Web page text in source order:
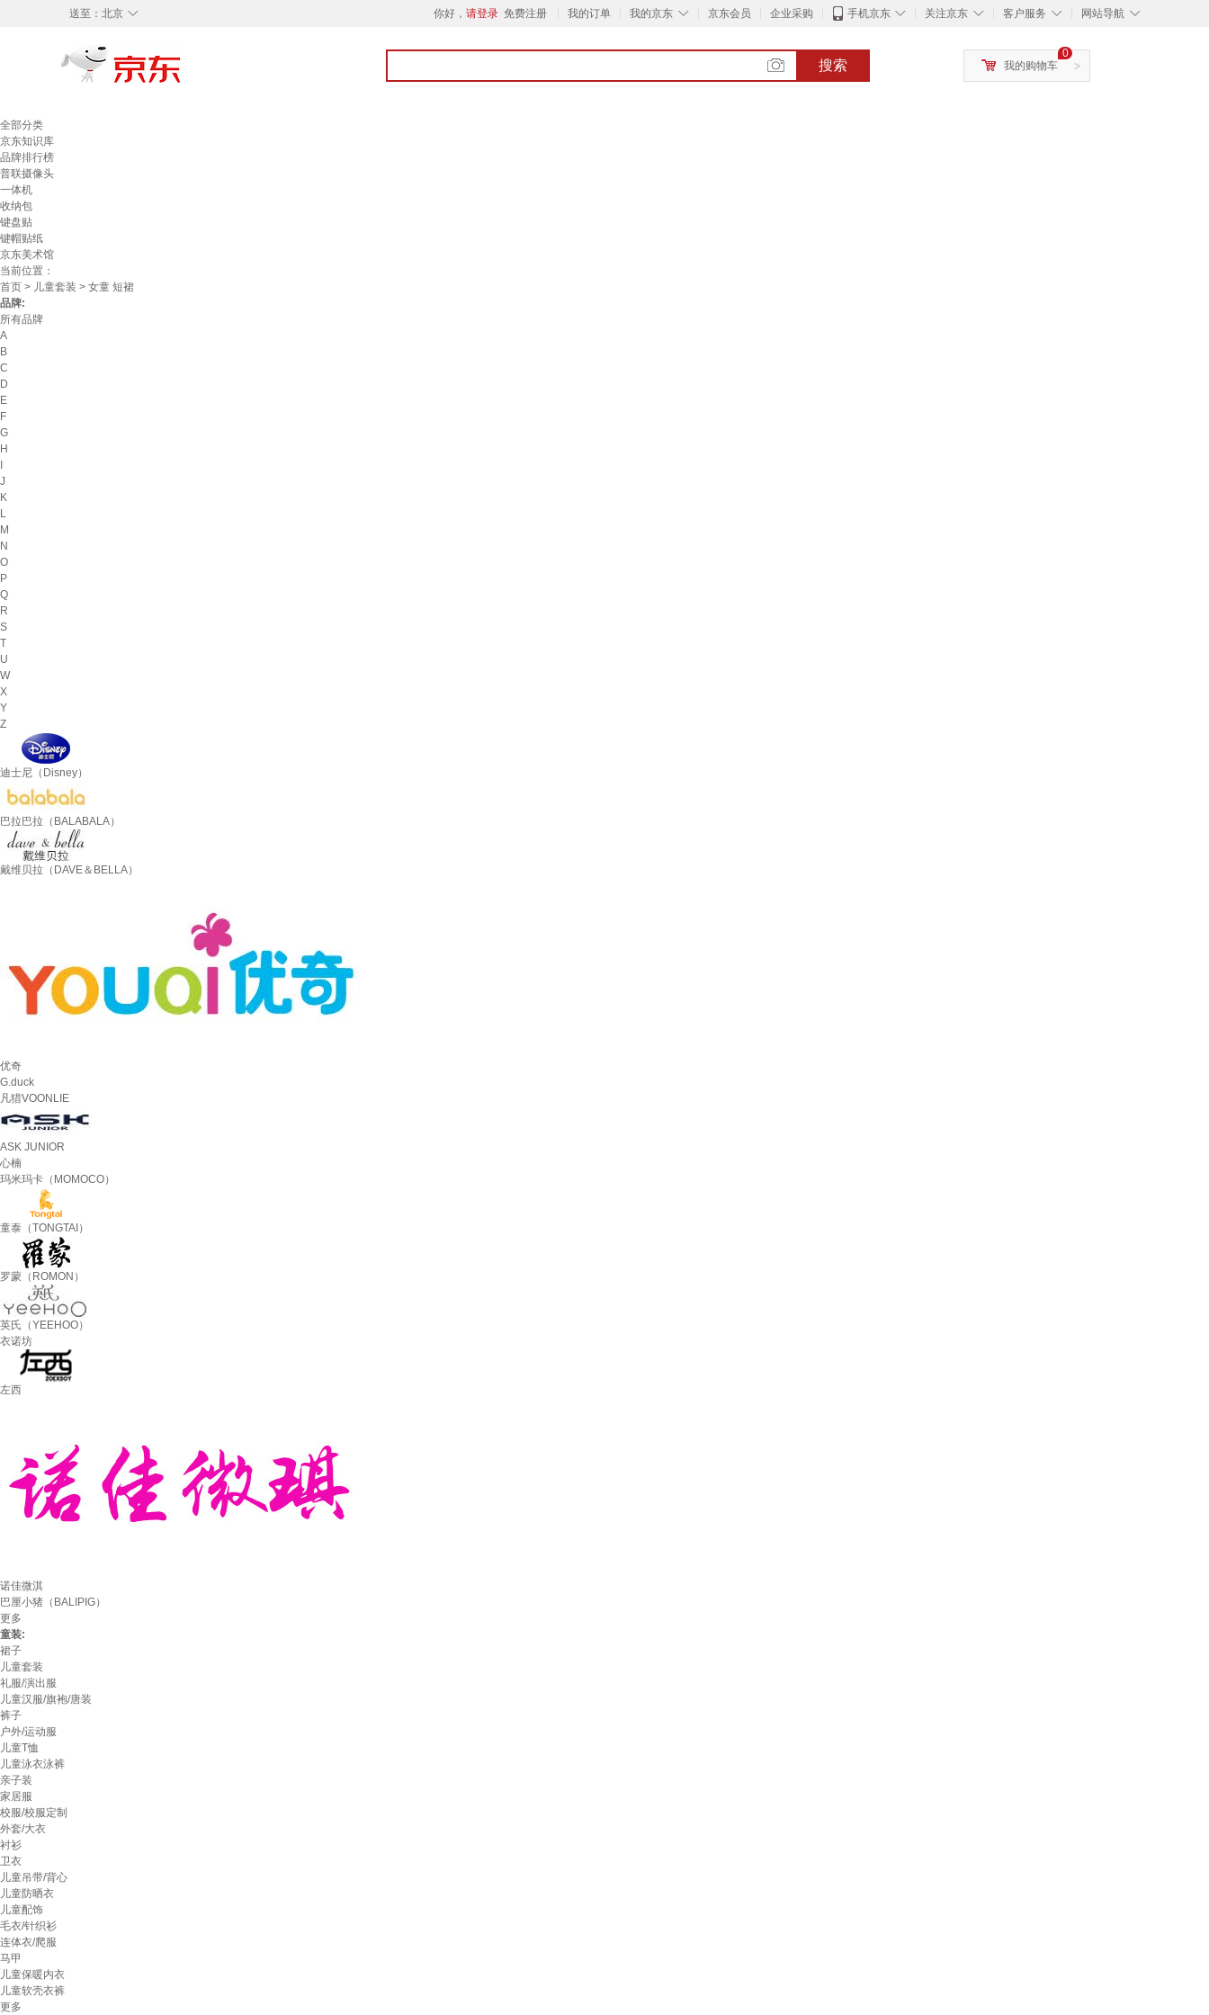
◇
送至： 北京 你好， 请登录 免费注册 我的订单 ◇
我的京东 京东会员 企业采购 ◇
手机京东 ◇
关注京东 ◇
客户服务 ◇
网站导航
搜索 >
0
我的购物车
全部分类
京东知识库
品牌排行榜
普联摄像头
一体机
收纳包
键盘贴
键帽贴纸
京东美术馆
当前位置：
首页 > 儿童套装 > 女童 短裙
品牌:
所有品牌
A
B
C
D
E
F
G
H
J
K
L
M
N
O
P
Q
R
S
T
U
W
X
Y
Z
迪士尼（Disney）
巴拉巴拉（BALABALA）
戴维贝拉（DAVE＆BELLA）
优奇
G.duck
凡猎VOONLIE
ASK JUNIOR
心楠
玛米玛卡（MOMOCO）
童泰（TONGTAI）
罗蒙（ROMON）
英氏（YEEHOO）
衣诺坊
左西
诺佳微淇
巴厘小猪（BALIPIG）
更多
童装:
裙子
儿童套装
礼服/演出服
儿童汉服/旗袍/唐装
裤子
户外/运动服
儿童T恤
儿童泳衣泳裤
亲子装
家居服
校服/校服定制
外套/大衣
衬衫
卫衣
儿童吊带/背心
儿童防晒衣
儿童配饰
毛衣/针织衫
连体衣/爬服
马甲
儿童保暖内衣
儿童软壳衣裤
更多